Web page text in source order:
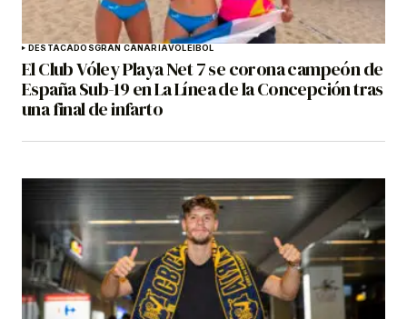
DESTACADOSGRAN CANARIAVOLEIBOL
El Club Vóley Playa Net 7 se corona campeón de
España Sub-19 en La Línea de la Concepción tras
una final de infarto